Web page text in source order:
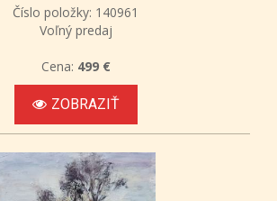
Číslo položky: 140961
Voľný predaj
Cena: 499 €
ZOBRAZIŤ